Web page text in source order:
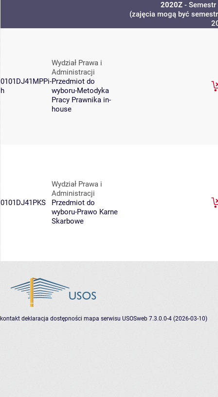
2020Z -
(zajęcia mogą być
0101DJ41MPPi-
h
Wydział Prawa i
Administracji
Przedmiot do
wyboru-Metodyka
Pracy Prawnika in-
house
0101DJ41PKS
Wydział Prawa i
Administracji
Przedmiot do
wyboru-Prawo Karne
Skarbowe
kontakt deklaracja dostępności mapa serwisu USOSweb 7.3.0.0-4 (2026-03-10)